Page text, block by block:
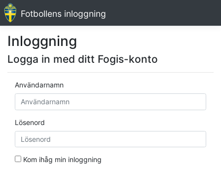
Fotbollens inloggning
Inloggning
Logga in med ditt Fogis-konto
Användarnamn
Lösenord
Kom ihåg min inloggning